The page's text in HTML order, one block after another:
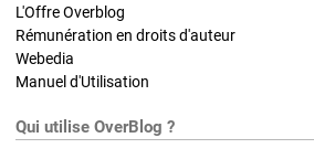
L'Offre Overblog
Rémunération en droits d'auteur
Webedia
Manuel d'Utilisation
Qui utilise OverBlog ?